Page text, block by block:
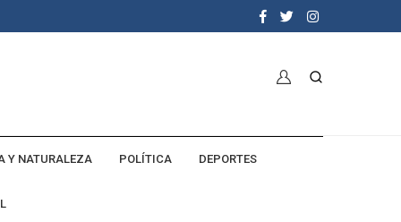
Y NATURALEZA POLÍTICA DEPORTES